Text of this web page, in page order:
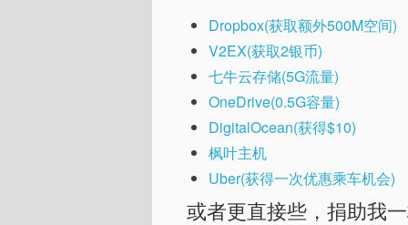
Dropbox(获取额外500M空间)
V2EX(获取2银币)
七牛云存储(5G流量)
OneDrive(0.5G容量)
DigitalOcean(获得$10)
枫叶主机
Uber(获得一次优惠乘车机会)
或者更直接些，捐助我